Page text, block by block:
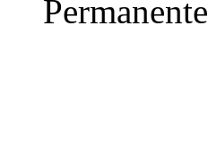
Permanente